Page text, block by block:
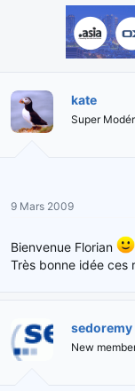
kate
Super
9 Mars 2009
Bienvenue Florian
Très bonne idée ces
sedoremy
New